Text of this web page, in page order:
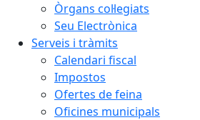
Òrgans col·legiats
Seu Electrònica
Serveis i tràmits
Calendari fiscal
Impostos
Ofertes de feina
Oficines municipals